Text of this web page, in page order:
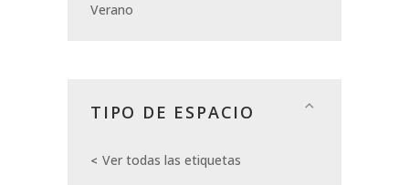
Verano
TIPO DE ESPACIO
Ver todas las etiquetas